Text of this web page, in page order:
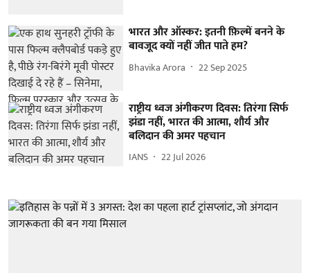
भारत और ऑस्कर: इतनी फ़िल्में बनने के
बावजूद क्यों नहीं जीत पाते हम?
Bhavika Arora 22 Sep 2025
राष्ट्रीय ध्वज अंगीकरण दिवस: तिरंगा सिर्फ
झंडा नहीं, भारत की आत्मा, शौर्य और
बलिदान की अमर पहचान
IANS 22 Jul 2026